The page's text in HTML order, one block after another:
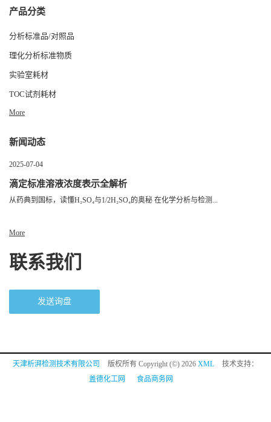
产品分类
分析标准品/对照品
理化分析标准物质
实验室耗材
TOC试剂耗材
More
新闻动态
2025-07-04
滴定标准溶液浓度表示全解析
从药典到国标，读懂H₂SO₄与1/2H₂SO₄的奥秘 在化学分析与检测...
More
联系我们
发送询盘
天津析湃检测技术有限公司 版权所有 Copyright (©) 2026 XML
技术支持：
盖德化工网
食品商务网